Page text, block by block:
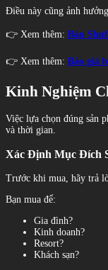
Điều này cũng ảnh
👉 Xem thêm: Bàn
👉 Xem thêm: Báo giá
Kinh Nghiệm
Việc lựa chọn đúng sản
và thời gian.
Xác Định Mục Đích
Trước khi mua, hãy trả
Bạn mua để:
Gia đình?
Kinh doanh?
Resort?
Khách sạn?